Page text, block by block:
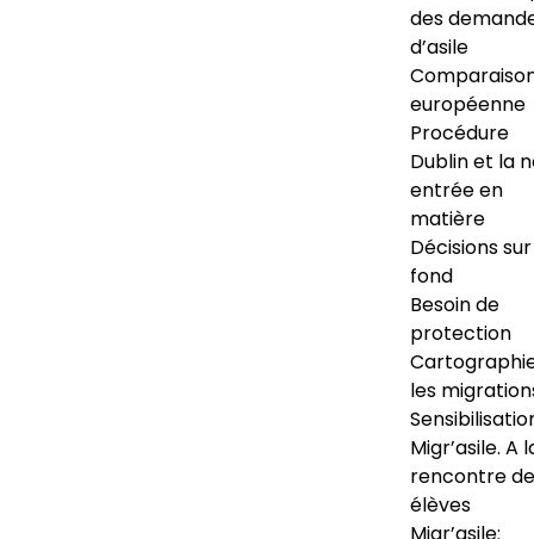
des
d’asile
européenne
Procédure
Dublin et la
entrée en
matière
Décisions
fond
Besoin de
protection
les
Migr’asile. A
rencontre
élèves